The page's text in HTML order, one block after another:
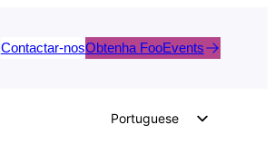
Contactar-nosObtenha FooEvents
Portuguese